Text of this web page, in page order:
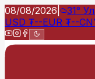
08/08/2026 31°
USD ₮--EUR ₮--